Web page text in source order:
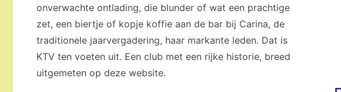
onverwachte ontlading, die blunder of wat een prachtige
zet, een biertje of kopje koffie aan de bar bij Carina, de
traditionele jaarvergadering, haar markante leden. Dat is
KTV ten voeten uit. Een club met een rijke historie, breed
uitgemeten op deze website.